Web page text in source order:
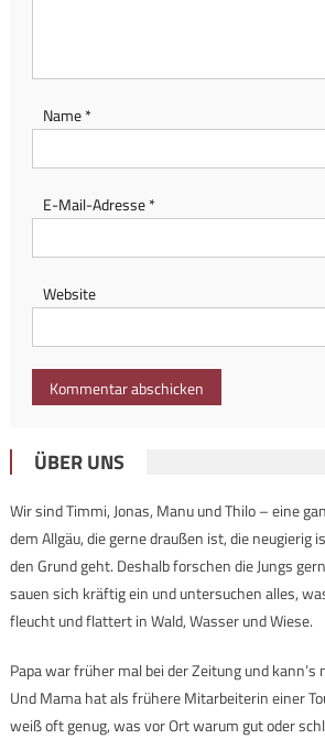
Name*
E-Mail-Adresse*
Website
ÜBER UNS
Wir sind Timmi, Jonas, Manu und Thilo – eine
dem Allgäu, die gerne draußen ist, die neugierig
den Grund geht. Deshalb forschen die Jungs
sauen sich kräftig ein und untersuchen alles,
fleucht und flattert in Wald, Wasser und Wiese.
Papa war früher mal bei der Zeitung und kann’s
Und Mama hat als frühere Mitarbeiterin einer
weiß oft genug, was vor Ort warum gut oder